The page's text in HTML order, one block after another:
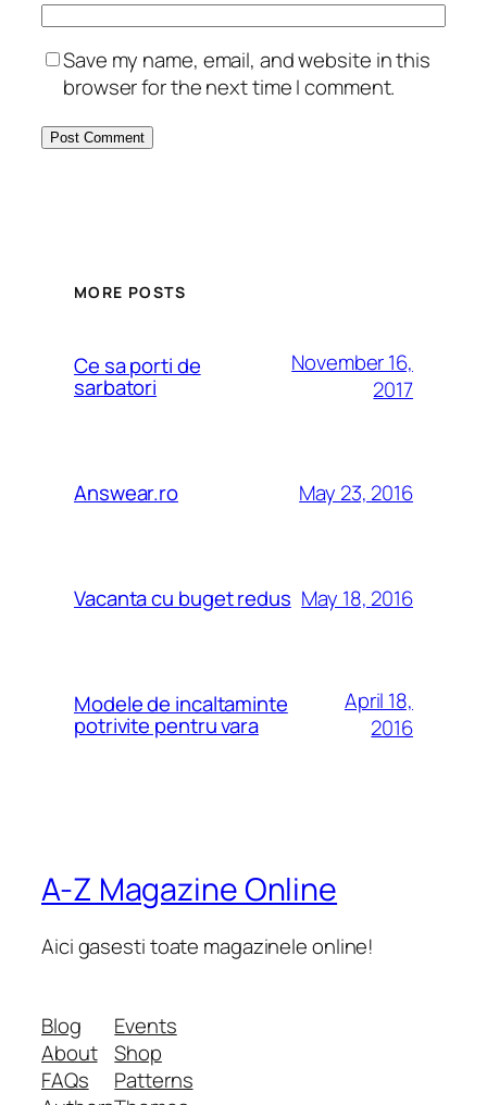
Save my name, email, and website in this
browser for the next time I comment.
MORE POSTS
Ce sa porti de
sarbatori
November 16,
2017
Answear.ro May 23, 2016
Vacanta cu buget redus May 18, 2016
Modele de incaltaminte
potrivite pentru vara
April 18,
2016
A-Z Magazine Online
Aici gasesti toate magazinele online!
Blog
About
FAQs
Events
Shop
Patterns